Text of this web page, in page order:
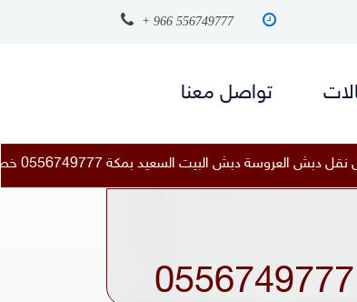
+ 966 556749777
تواصل معنا
خصم 25 % | أفضل نقل دبش